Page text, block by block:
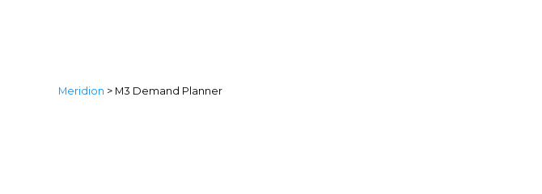
Meridion > M3 Demand Planner